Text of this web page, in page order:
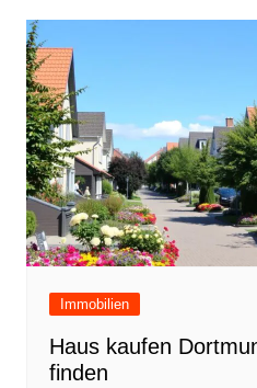
Immobilien
Haus kaufen
finden